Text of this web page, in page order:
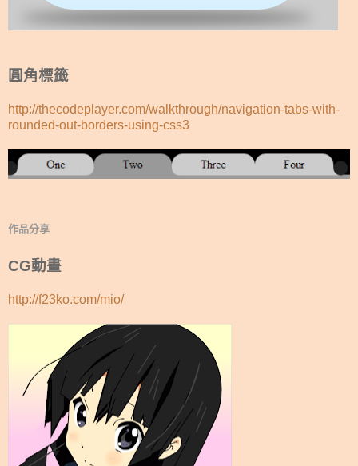
圓角標籤
http://thecodeplayer.com/walkthrough/navigation-tabs-with-
rounded-out-borders-using-css3
作品分享
CG動畫
http://f23ko.com/mio/